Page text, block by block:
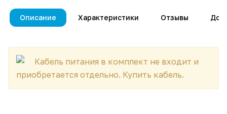
Описание Характеристики Отзывы
Кабель питания в комплект не входит и
приобретается отдельно. Купить кабель.